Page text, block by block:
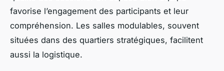
favorise l’engagement des participants et leur
compréhension. Les salles modulables, souvent
situées dans des quartiers stratégiques, facilitent
aussi la logistique.